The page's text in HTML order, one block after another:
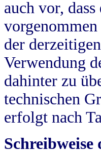
auch vor,
der
Verwendung
dahinter zu
technischen
erfolgt nach
Schreibweise